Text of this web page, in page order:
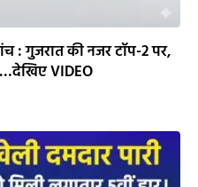
: गुजरात की नजर टॉप-2 पर,
VIDEO